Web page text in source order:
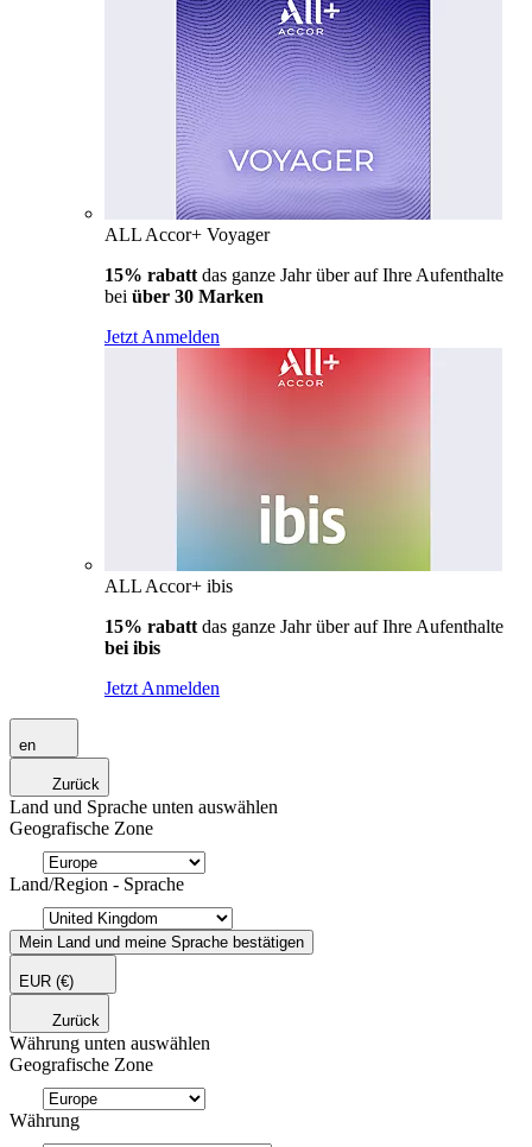
ALL Accor+ Voyager
15% rabatt das ganze Jahr über auf Ihre Aufenthalte
bei über 30 Marken
Jetzt Anmelden
ALL Accor+ ibis
15% rabatt das ganze Jahr über auf Ihre Aufenthalte
bei ibis
Jetzt Anmelden
en
Zurück
Land und Sprache unten auswählen
Geografische Zone
Land/Region - Sprache
Mein Land und meine Sprache bestätigen
EUR (€)
Zurück
Währung unten auswählen
Geografische Zone
Währung